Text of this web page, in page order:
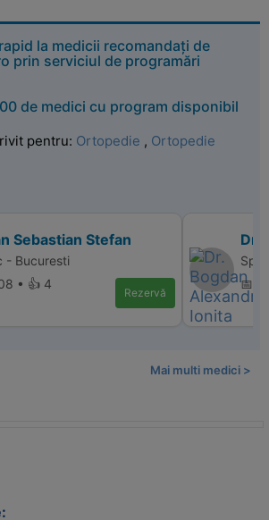
la medicii recomandați de
prin serviciul de programări
de medici cu program disponibil
pentru: Ortopedie , Ortopedie
Sebastian Stefan
- Bucuresti
• 👍 4
Rezervă
Dr.
📅
Mai multi medici >